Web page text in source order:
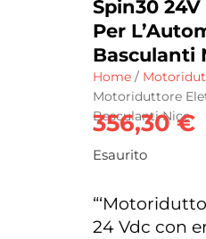
Spin30
Per
Basculanti
Home /
Motoriduttore
Basculanti Nice
356,30€
Esaurito
24 Vdc con